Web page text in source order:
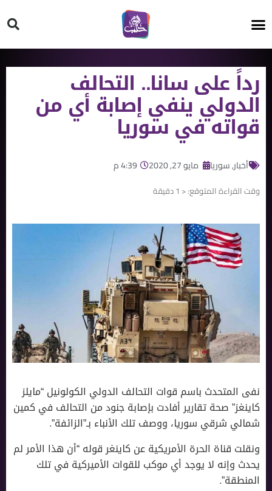
رداً على سانا.. التحالف
الدولي ينفي إصابة أي من
قواته في سوريا
أخبار,سوريا مايو 27, 2020 4:39 م
وقت القراءة المتوقع:< 1 دقيقة
نفى المتحدث باسم قوات التحالف الدولي الكولونيل “مايلز
كاينغز” صحة تقارير أفادت بإصابة جنود من التحالف في كمين
شمالي شرقي سوريا، ووصف تلك الأنباء بـ”الزائفة”.
ونقلت قناة الحرة الأمريكية عن كاينغر قوله “أن هذا الأمر لم
يحدث وإنه لا يوجد أي موكب للقوات الأميركية في تلك
المنطقة”.